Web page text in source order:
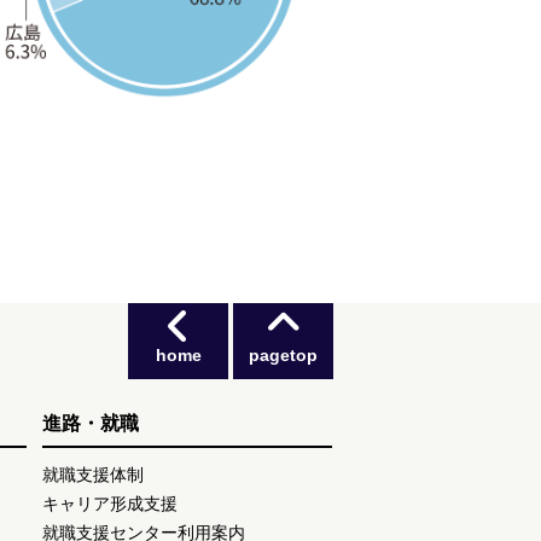
pagetop
home
進路・就職
就職支援体制
キャリア形成支援
就職支援センター利用案内